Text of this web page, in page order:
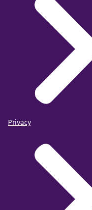
Privacy